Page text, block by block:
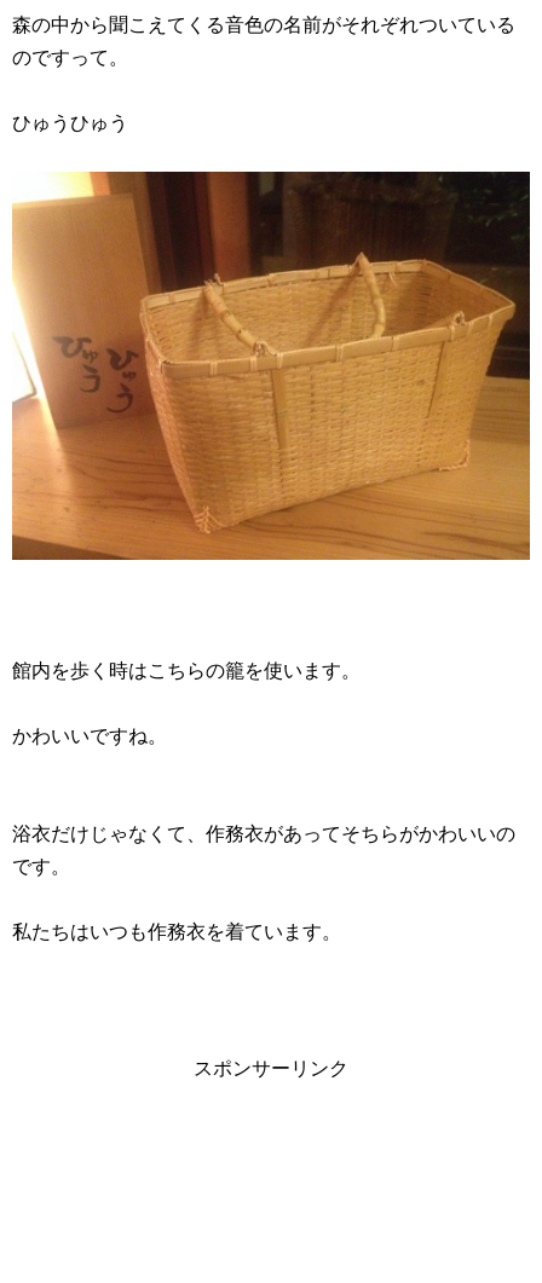
森の中から聞こえてくる音色の名前がそれぞれついている
のですって。
ひゅうひゅう
館内を歩く時はこちらの籠を使います。
かわいいですね。
浴衣だけじゃなくて、作務衣があってそちらがかわいいの
です。
私たちはいつも作務衣を着ています。
スポンサーリンク